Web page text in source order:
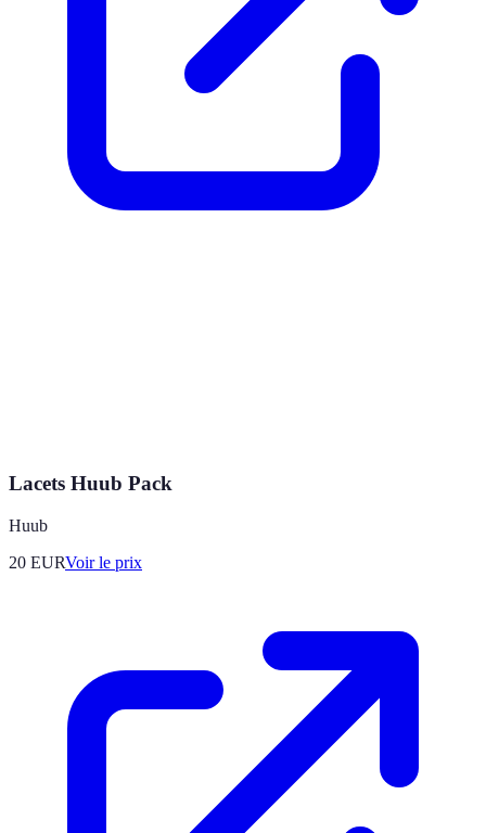
Lacets Huub Pack
Huub
20 EURVoir le prix